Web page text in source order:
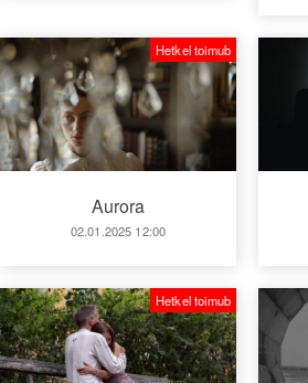
Aurora
02.01.2025 12:00
Hetkel toimub
Hetkel toimub